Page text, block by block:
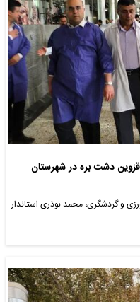
قزوین دشت بره در شهرستان
و گردشگری، محمد نوذری استاندار